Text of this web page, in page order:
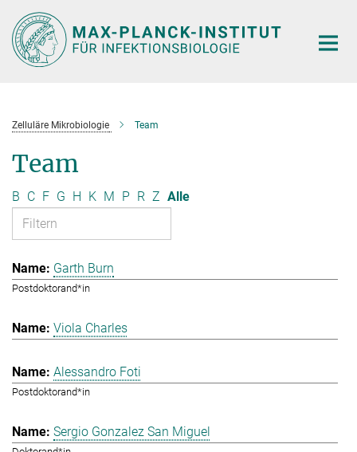
Hauptinhalt
Zelluläre Mikrobiologie Team
Team
B C F G H K M P R Z Alle
Garth Burn
Postdoktorand*in
Viola Charles
Alessandro Foti
Postdoktorand*in
Sergio Gonzalez San Miguel